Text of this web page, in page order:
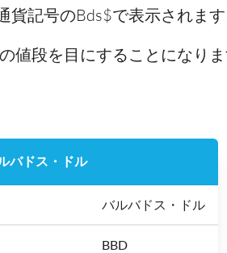
記号のBds$で表示されます
値段を目にすることになり
バドス・ドル
バルバドス・ドル
BBD